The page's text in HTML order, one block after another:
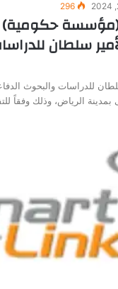
296
حكومية)
سلطان
للدراسات والبحوث
بمدينة الرياض، وذلك وفقاً